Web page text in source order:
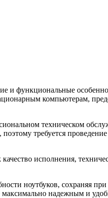
и функциональные
компьютерам,
техническом
требуется проведение
исполнения,
ноутбуков, сохраняя
максимально надежным и